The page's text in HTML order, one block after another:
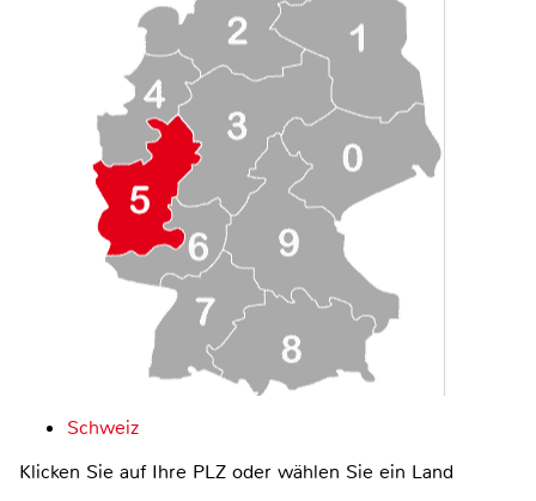
Schweiz
Klicken Sie auf Ihre PLZ oder wählen Sie ein Land